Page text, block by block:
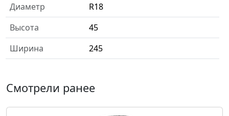
Диаметр
R18
Высота
45
Ширина
245
Смотрели ранее